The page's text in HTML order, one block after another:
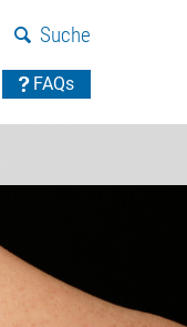
Suche
FAQs